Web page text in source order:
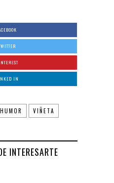
IN
HUMOR VIÑETA
INTERESARTE